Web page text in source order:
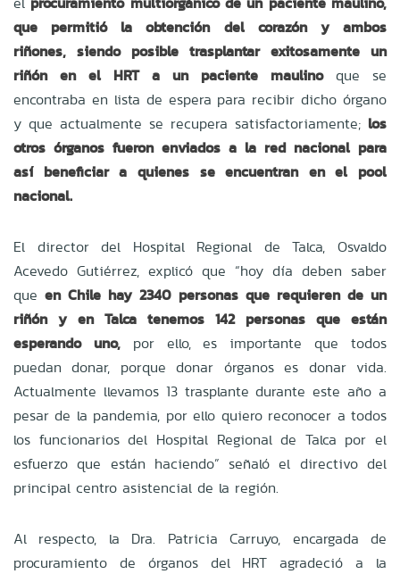
que permitió la obtención del corazón y ambos
riñones, siendo posible trasplantar exitosamente un
riñón en el HRT a un paciente maulinoque se
encontraba en lista de espera para recibir dicho órgano
y que actualmente se recupera satisfactoriamente; los
otros órganos fueron enviados a la red nacional para
así beneficiar a quienes se encuentran en el pool
nacional.
El director del Hospital Regional de Talca, Osvaldo
Acevedo Gutiérrez, explicó que “hoy día deben saber
que en Chile hay 2340 personas que requieren de un
riñón y en Talca tenemos 142 personas que están
esperando uno,por ello, es importante que todos
puedan donar, porque donar órganos es donar vida.
Actualmente llevamos 13 trasplante durante este año a
pesar de la pandemia, por ello quiero reconocer a todos
los funcionarios del Hospital Regional de Talca por el
esfuerzo que están haciendo” señaló el directivo del
principal centro asistencial de la región.
Al respecto, la Dra. Patricia Carruyo, encargada de
procuramiento de órganos del HRT agradeció a la